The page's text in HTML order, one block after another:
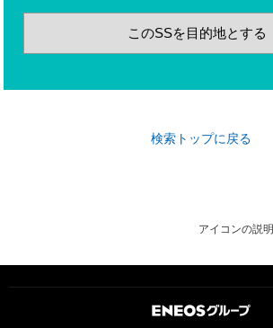
このSSを目的地とする
検索トップに戻る
アイコンの説明